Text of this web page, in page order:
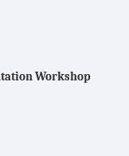
Workshop